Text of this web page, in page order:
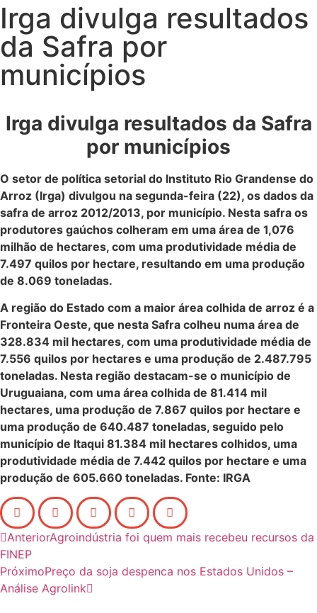
Irga divulga resultados
da Safra por
municípios
Irga divulga resultados da Safra
por municípios
O setor de política setorial do Instituto Rio Grandense do
Arroz (Irga) divulgou na segunda-feira (22), os dados da
safra de arroz 2012/2013, por município. Nesta safra os
produtores gaúchos colheram em uma área de 1,076
milhão de hectares, com uma produtividade média de
7.497 quilos por hectare, resultando em uma produção
de 8.069 toneladas.
A região do Estado com a maior área colhida de arroz é a
Fronteira Oeste, que nesta Safra colheu numa área de
328.834 mil hectares, com uma produtividade média de
7.556 quilos por hectares e uma produção de 2.487.795
toneladas. Nesta região destacam-se o município de
Uruguaiana, com uma área colhida de 81.414 mil
hectares, uma produção de 7.867 quilos por hectare e
uma produção de 640.487 toneladas, seguido pelo
município de Itaqui 81.384 mil hectares colhidos, uma
produtividade média de 7.442 quilos por hectare e uma
produção de 605.660 toneladas. Fonte: IRGA
AnteriorAgroindústria foi quem mais recebeu recursos da
FINEP
PróximoPreço da soja despenca nos Estados Unidos –
Análise Agrolink